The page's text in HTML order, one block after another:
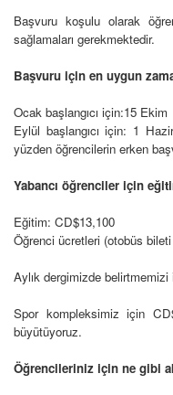
Başvuru koşulu olarak
sağlamaları gerekmektedir.
Başvuru için en uygun
Ocak başlangıcı için:15 Ekim
Eylül başlangıcı için: 1
yüzden öğrencilerin erken
Yabancı öğrenciler için
Eğitim: CD$13,100
Öğrenci ücretleri (otobüs
Aylık dergimizde
Spor kompleksimiz için
büyütüyoruz.
Öğrencileriniz için ne gibi